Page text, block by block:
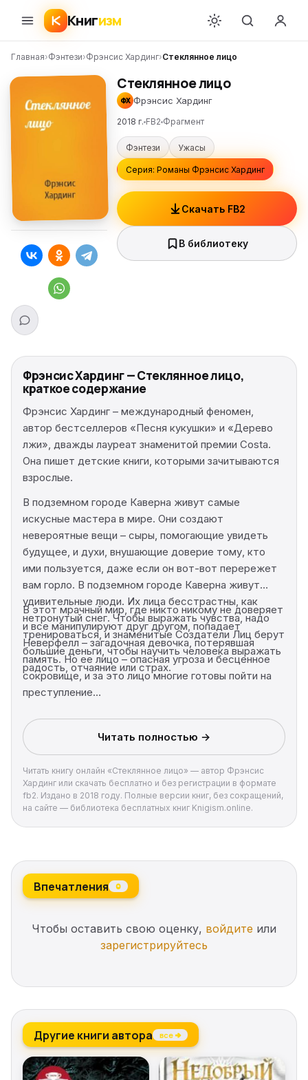
Книгизм
Главная›Фэнтези›Фрэнсис Хардинг›Стеклянное лицо
Стеклянное лицо
ФХ Фрэнсис Хардинг
2018 г. FB2 Фрагмент
Фэнтези Ужасы
Серия: Романы Фрэнсис Хардинг
Скачать FB2
В библиотеку
Фрэнсис Хардинг — Стеклянное лицо,
краткое содержание
Фрэнсис Хардинг – международный феномен,
автор бестселлеров «Песня кукушки» и «Дерево
лжи», дважды лауреат знаменитой премии Costa.
Она пишет детские книги, которыми зачитываются
взрослые.
В подземном городе Каверна живут самые
искусные мастера в мире. Они создают
невероятные вещи – сыры, помогающие увидеть
будущее, и духи, внушающие доверие тому, кто
ими пользуется, даже если он вот-вот перережет
вам горло. В подземном городе Каверна живут
удивительные люди. Их лица бесстрастны, как
нетронутый снег. Чтобы выражать чувства, надо
тренироваться, и знаменитые Создатели Лиц берут
большие деньги, чтобы научить человека выражать
радость, отчаяние или страх.
В этот мрачный мир, где никто никому не доверяет
и все манипулируют друг другом, попадает
Неверфелл – загадочная девочка, потерявшая
память. Но ее лицо – опасная угроза и бесценное
сокровище, и за это лицо многие готовы пойти на
преступление…
Читать полностью →
Читать книгу онлайн «Стеклянное лицо» — автор Фрэнсис
Хардинг или скачать бесплатно и без регистрации в формате
fb2. Издано в 2018 году. Полные версии книг, без сокращений,
на сайте — библиотека бесплатных книг Knigism.online.
Впечатления 0
Чтобы оставить свою оценку, войдите или
зарегистрируйтесь
Другие книги автора все →